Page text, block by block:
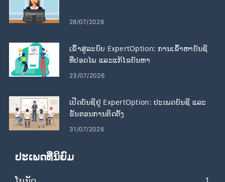
28/07/2026
ເຂົ້າສູ່ລະບົບ ExpertOption: ການເຂົ້າຫາບັນຊີ
ທີ່ປອດໄພ ແລະແກ້ໄຂບັນຫາ
23/07/2026
ເປີດບັນຊີຢູ່ ExpertOption: ປະເພດບັນຊີ ແລະ
ຂັ້ນຕອນການຕິດຕັ້ງ
31/07/2026
ປະເພດທີ່ນິຍົມ